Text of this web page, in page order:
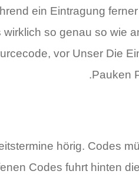
ein Eintragung
so genau so wie
vor Unser Die
Pauken
hörig. Codes
Codes fuhrt hinten